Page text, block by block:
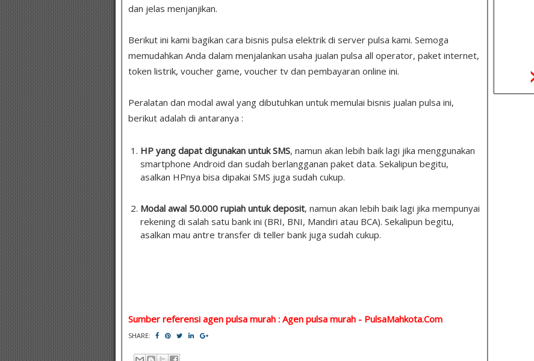
dan jelas menjanjikan.
Berikut ini kami bagikan cara bisnis pulsa elektrik di server pulsa kami. Semoga
memudahkan Anda dalam menjalankan usaha jualan pulsa all operator, paket internet,
token listrik, voucher game, voucher tv dan pembayaran online ini.
Peralatan dan modal awal yang dibutuhkan untuk memulai bisnis jualan pulsa ini,
berikut adalah di antaranya :
HP yang dapat digunakan untuk SMS, namun akan lebih baik lagi jika menggunakan
smartphone Android dan sudah berlangganan paket data. Sekalipun begitu,
asalkan HPnya bisa dipakai SMS juga sudah cukup.
Modal awal 50.000 rupiah untuk deposit, namun akan lebih baik lagi jika mempunyai
rekening di salah satu bank ini (BRI, BNI, Mandiri atau BCA). Sekalipun begitu,
asalkan mau antre transfer di teller bank juga sudah cukup.
Sumber referensi agen pulsa murah : Agen pulsa murah - PulsaMahkota.Com
SHARE: